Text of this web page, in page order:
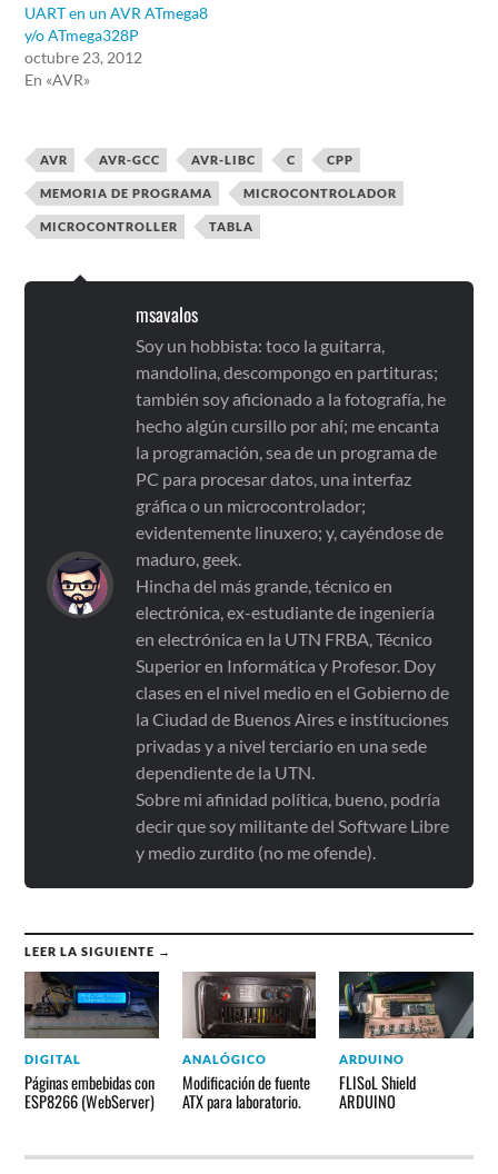
UART en un AVR ATmega8
y/o ATmega328P
octubre 23, 2012
En «AVR»
AVR AVR-GCC AVR-LIBC C CPP
MEMORIA DE PROGRAMA MICROCONTROLADOR
MICROCONTROLLER TABLA
msavalos
Soy un hobbista: toco la guitarra,
mandolina, descompongo en partituras;
también soy aficionado a la fotografía, he
hecho algún cursillo por ahí; me encanta
la programación, sea de un programa de
PC para procesar datos, una interfaz
gráfica o un microcontrolador;
evidentemente linuxero; y, cayéndose de
maduro, geek.
Hincha del más grande, técnico en
electrónica, ex-estudiante de ingeniería
en electrónica en la UTN FRBA, Técnico
Superior en Informática y Profesor. Doy
clases en el nivel medio en el Gobierno de
la Ciudad de Buenos Aires e instituciones
privadas y a nivel terciario en una sede
dependiente de la UTN.
Sobre mi afinidad política, bueno, podría
decir que soy militante del Software Libre
y medio zurdito (no me ofende).
LEER LA SIGUIENTE →
DIGITAL
Páginas embebidas con
ESP8266 (WebServer)
ANALÓGICO
Modificación de fuente
ATX para laboratorio.
ARDUINO
FLISoL Shield
ARDUINO